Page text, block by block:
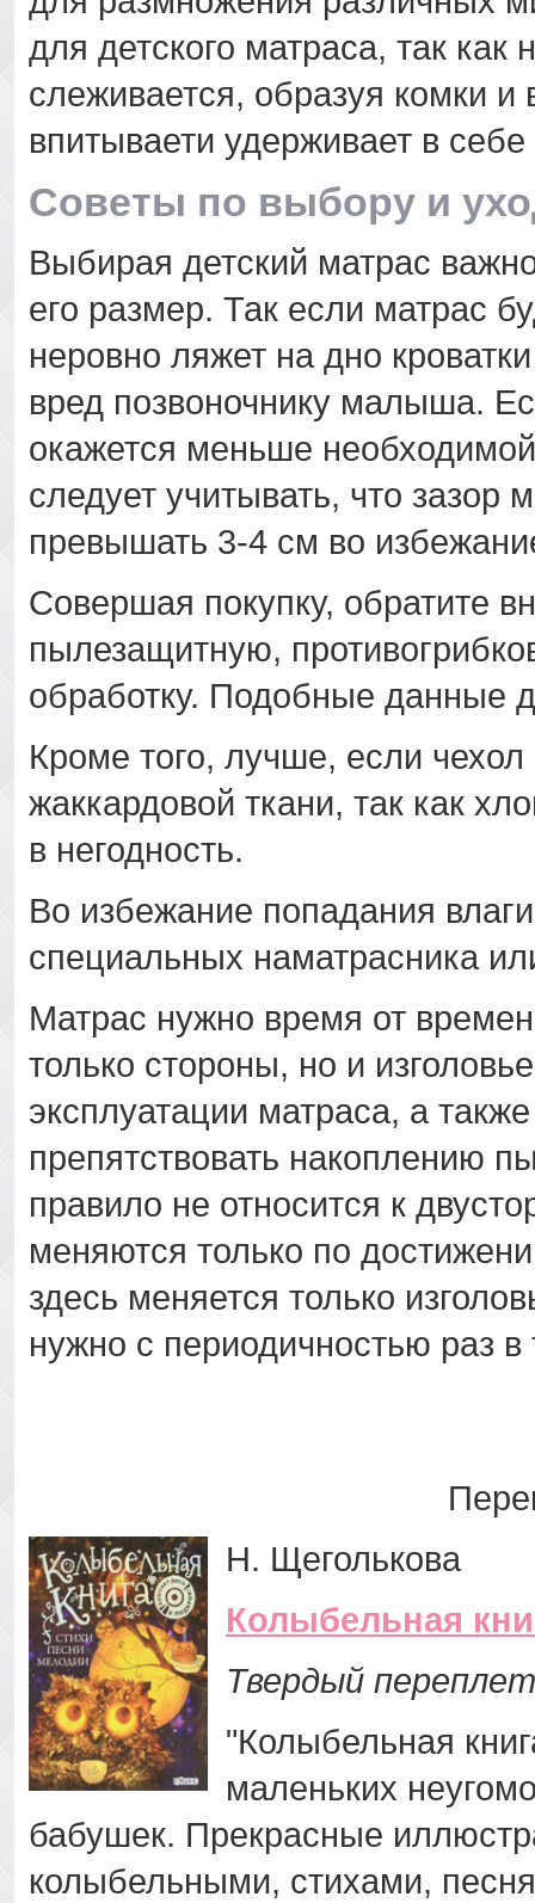
для детского матраса, так
слеживается, образуя комки
впитываети удерживает в себе
Советы по выбору и
Выбирая детский матрас
его размер. Так если матрас
неровно ляжет на дно
вред позвоночнику малыша.
окажется меньше
следует учитывать, что зазор
превышать 3-4 см во
Совершая покупку, обратите
пылезащитную,
обработку. Подобные данные
Кроме того, лучше, если чехол
жаккардовой ткани, так как
в негодность.
Во избежание попадания
специальных наматрасника
Матрас нужно время от
только стороны, но и
эксплуатации матраса, а
препятствовать накоплению
правило не относится к
меняются только по
здесь меняется только
нужно с периодичностью раз
Н. Щеголькова
Колыбельная
Твердый
"Колыбельная
маленьких
бабушек. Прекрасные
колыбельными, стихами,